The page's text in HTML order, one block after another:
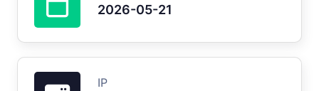
2026-05-21
IP